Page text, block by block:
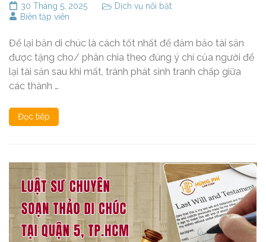
30 Tháng 5, 2025
Dịch vụ nổi bật
Biên tập viên
Để lại bản di chúc là cách tốt nhất để đảm bảo tài sản
được tặng cho/ phân chia theo đúng ý chí của người để
lại tài sản sau khi mất, tránh phát sinh tranh chấp giữa
các thành …
Đọc tiếp